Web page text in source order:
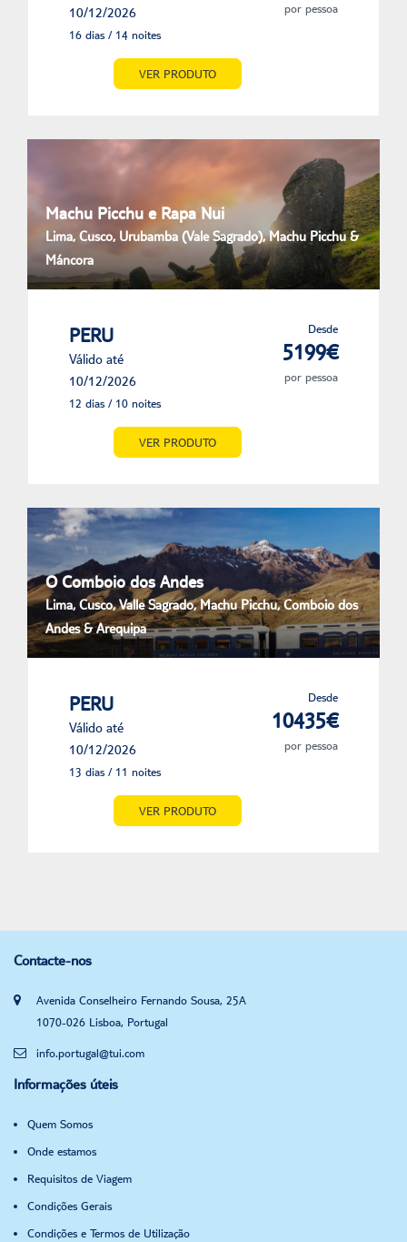
10/12/2026
16 dias / 14 noites
por pessoa
VER PRODUTO
Machu Picchu e Rapa Nui
Lima, Cusco, Urubamba (Vale Sagrado), Machu Picchu &
Máncora
PERU
Válido até
10/12/2026
12 dias / 10 noites
Desde
5199€
por pessoa
VER PRODUTO
O Comboio dos Andes
Lima, Cusco, Valle Sagrado, Machu Picchu, Comboio dos
Andes & Arequipa
PERU
Válido até
10/12/2026
13 dias / 11 noites
Desde
10435€
por pessoa
VER PRODUTO
Contacte-nos
Avenida Conselheiro Fernando Sousa, 25A
1070-026 Lisboa, Portugal
info.portugal@tui.com
Informações úteis
Quem Somos
Onde estamos
Requisitos de Viagem
Condições Gerais
Condições e Termos de Utilização